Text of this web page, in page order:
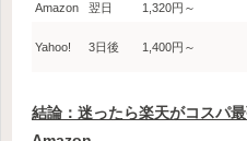
Amazon 翌日 1,320円～
Yahoo! 3日後 1,400円～
結論：迷ったら楽天がコスパ